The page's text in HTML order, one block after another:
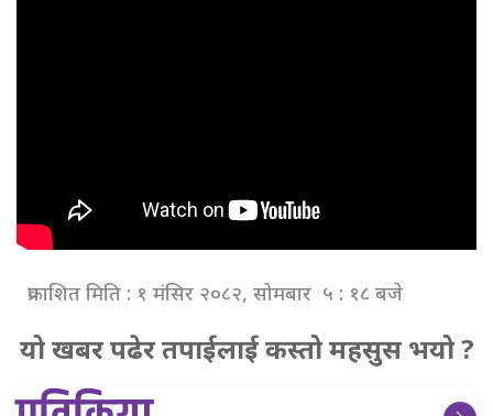
प्रकाशित मिति : १ मंसिर २०८२, सोमबार ५ : १८ बजे
यो खबर पढेर तपाईलाई कस्तो महसुस भयो ?